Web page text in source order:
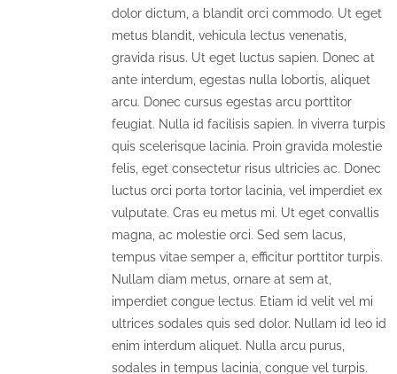
dolor dictum, a blandit orci commodo. Ut eget
metus blandit, vehicula lectus venenatis,
gravida risus. Ut eget luctus sapien. Donec at
ante interdum, egestas nulla lobortis, aliquet
arcu. Donec cursus egestas arcu porttitor
feugiat. Nulla id facilisis sapien. In viverra turpis
quis scelerisque lacinia. Proin gravida molestie
felis, eget consectetur risus ultricies ac. Donec
luctus orci porta tortor lacinia, vel imperdiet ex
vulputate. Cras eu metus mi. Ut eget convallis
magna, ac molestie orci. Sed sem lacus,
tempus vitae semper a, efficitur porttitor turpis.
Nullam diam metus, ornare at sem at,
imperdiet congue lectus. Etiam id velit vel mi
ultrices sodales quis sed dolor. Nullam id leo id
enim interdum aliquet. Nulla arcu purus,
sodales in tempus lacinia, congue vel turpis.